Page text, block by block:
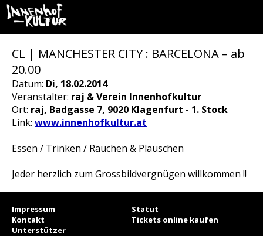
CL | MANCHESTER CITY : BARCELONA – ab
20.00
Datum: Di, 18.02.2014
Veranstalter: raj & Verein Innenhofkultur
Ort: raj, Badgasse 7, 9020 Klagenfurt - 1. Stock
Link: www.innenhofkultur.at
Essen / Trinken / Rauchen & Plauschen
Jeder herzlich zum Grossbildvergnügen willkommen !!
Impressum
Statut
Kontakt
Tickets online kaufen
Unterstützer